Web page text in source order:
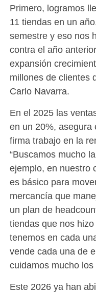
Primero, logramos
11 tiendas en un
semestre y eso nos
contra el año
expansión
millones de clientes
Carlo Navarra.
En el 2025 las
en un 20%, asegura
firma trabajo en la
“Buscamos mucho
ejemplo, en nuestro
es básico para
mercancía que
un plan de
tiendas que nos
tenemos en cada
vende cada una de
cuidamos mucho los
Este 2026 ya han